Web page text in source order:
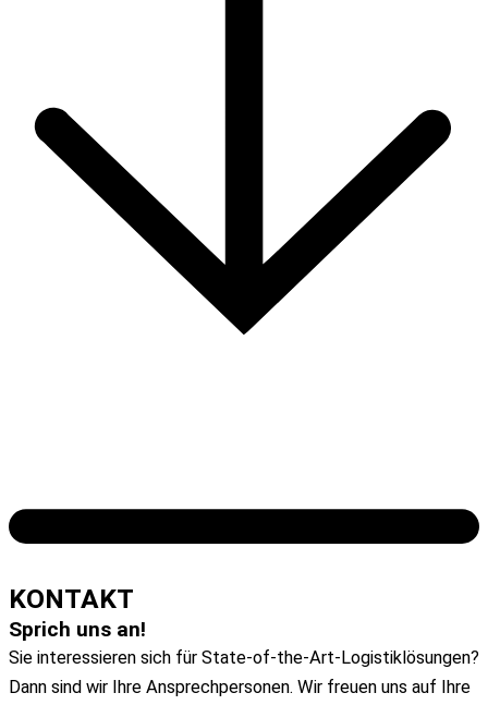
KONTAKT
Sprich uns an!
Sie interessieren sich für State-of-the-Art-Logistiklösungen?
Dann sind wir Ihre Ansprechpersonen. Wir freuen uns auf Ihre